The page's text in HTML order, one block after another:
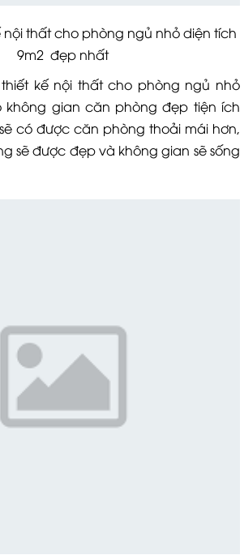
thất cho phòng ngủ nhỏ diện tích
9m2 đẹp nhất
kế nội thất cho phòng ngủ nhỏ
không gian căn phòng đẹp tiện ích
có được căn phòng thoải mái hơn,
sẽ được đẹp và không gian sẽ sống